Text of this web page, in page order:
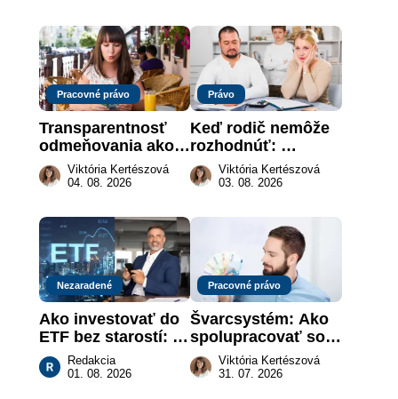
Pracovné právo
Transparentnosť
odmeňovania ako
právna povinnosť:
revolúcia na
práce
Viktória Kertészová
04. 08. 2026
Právo
Keď rodič nemôže
rozhodnúť:
nahradenie prejavu
vôle súdom v
Viktória Kertészová
03. 08. 2026
Nezaradené
Ako investovať do
ETF bez starostí:
Investičné plány,
ktoré urobia prácu
Redakcia
01. 08. 2026
Pracovné právo
Švarcsystém: Ako
spolupracovať so
živnostníkom
legálne a bez
Viktória Kertészová
31. 07. 2026